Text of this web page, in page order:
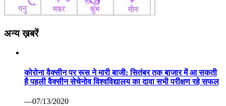
अन्य ख़बरें
कोरोना वैक्सीन पर रूस ने मारी बाजी: सितंबर तक बाजार में आ सकती
है पहली वैक्सीन सेचेनोव विश्वविद्यालय का दावा सभी परीक्षण रहे सफल
—07/13/2020